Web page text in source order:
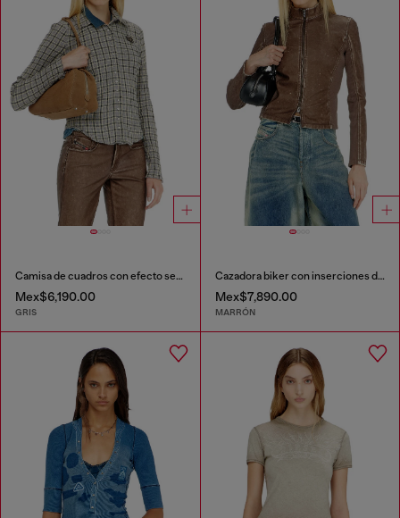
Camisa de cuadros con efecto seersucker
Mex$6,190.00
GRIS
Cazadora biker con inserciones de canalé
Mex$7,890.00
MARRÓN